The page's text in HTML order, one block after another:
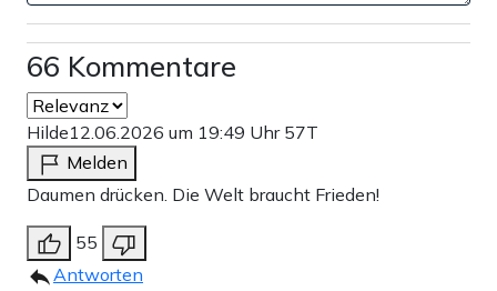
66 Kommentare
Hilde12.06.2026 um 19:49 Uhr 57T
Melden
Daumen drücken. Die Welt braucht Frieden!
55
Antworten